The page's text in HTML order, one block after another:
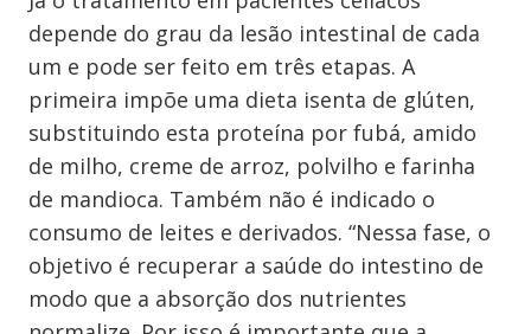
depende do grau da lesão intestinal de cada
um e pode ser feito em três etapas. A
primeira impõe uma dieta isenta de glúten,
substituindo esta proteína por fubá, amido
de milho, creme de arroz, polvilho e farinha
de mandioca. Também não é indicado o
consumo de leites e derivados. “Nessa fase, o
objetivo é recuperar a saúde do intestino de
modo que a absorção dos nutrientes